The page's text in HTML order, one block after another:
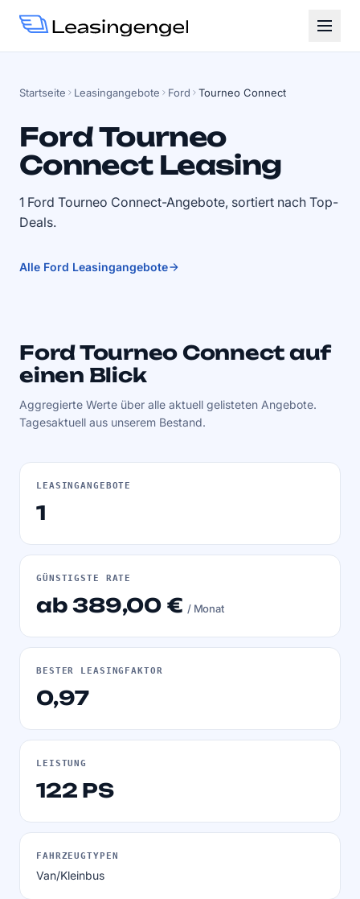
Startseite Leasingangebote Ford Tourneo Connect
Ford Tourneo
Connect Leasing
1 Ford Tourneo Connect-Angebote, sortiert nach Top-
Deals.
Alle Ford Leasingangebote
Ford Tourneo Connect auf
einen Blick
Aggregierte Werte über alle aktuell gelisteten Angebote.
Tagesaktuell aus unserem Bestand.
LEASINGANGEBOTE
1
GÜNSTIGSTE RATE
ab 389,00 €/ Monat
BESTER LEASINGFAKTOR
0,97
LEISTUNG
122 PS
FAHRZEUGTYPEN
Van/Kleinbus